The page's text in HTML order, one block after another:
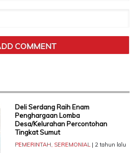
Deli Serdang Raih Enam
Penghargaan Lomba
Desa/Kelurahan Percontohan
Tingkat Sumut
PEMERINTAH, SEREMONIAL| 2 tahun lalu